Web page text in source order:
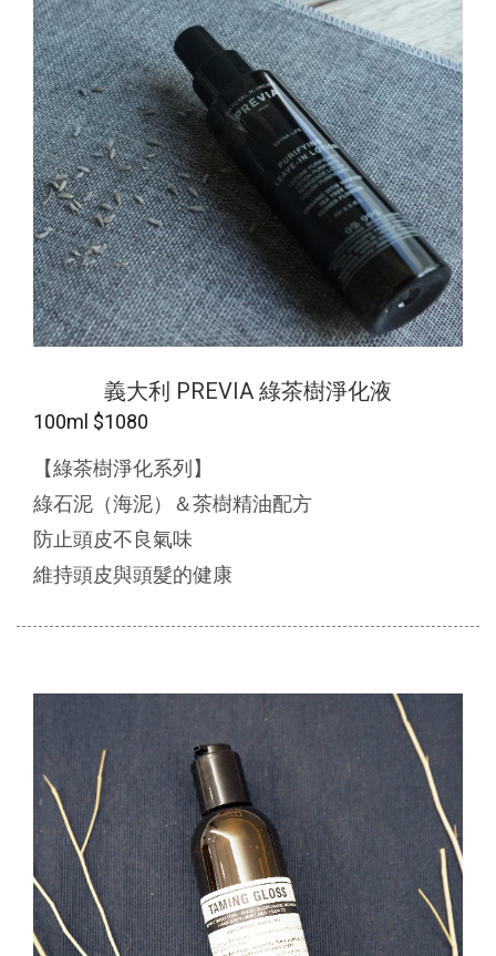
義大利 PREVIA 綠茶樹淨化液
100ml $1080
【綠茶樹淨化系列】
綠石泥（海泥）＆茶樹精油配方
防止頭皮不良氣味
維持頭皮與頭髮的健康